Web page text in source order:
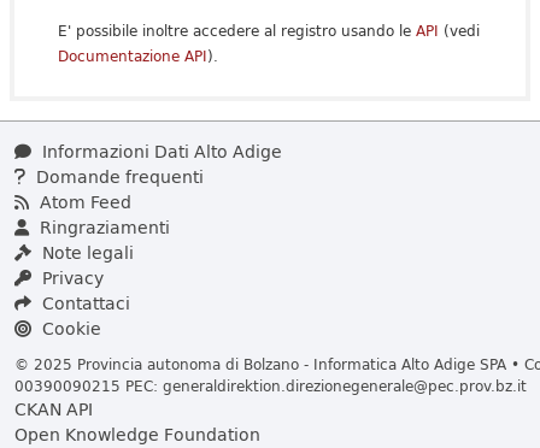
E' possibile inoltre accedere al registro usando le API (vedi
Documentazione API).
Informazioni Dati Alto Adige
Domande frequenti
Atom Feed
Ringraziamenti
Note legali
Privacy
Contattaci
Cookie
© 2025 Provincia autonoma di Bolzano - Informatica Alto Adige SPA •
00390090215 PEC: generaldirektion.direzionegenerale@pec.prov.bz.it
CKAN API
Open Knowledge Foundation